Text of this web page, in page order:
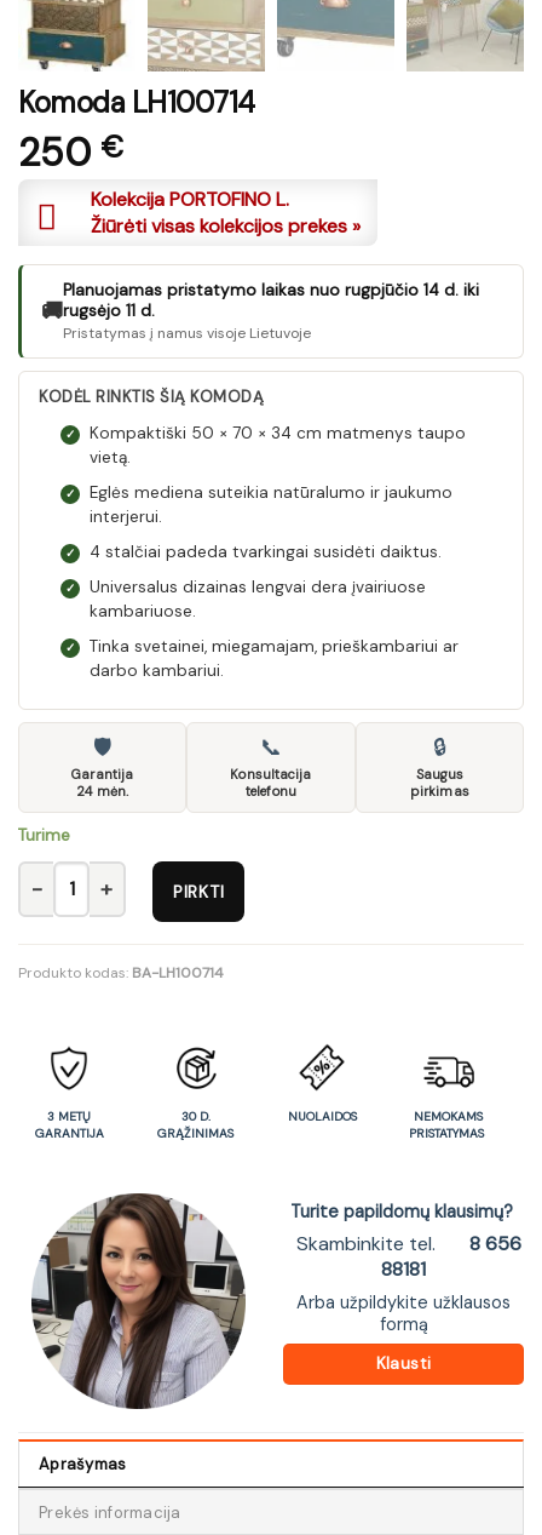
Komoda LH100714
250 €
Kolekcija PORTOFINO L.
Žiūrėti visas kolekcijos prekes »
🚚
Planuojamas pristatymo laikas nuo rugpjūčio 14 d. iki
rugsėjo 11 d.
Pristatymas į namus visoje Lietuvoje
KODĖL RINKTIS ŠIĄ KOMODĄ
✓
Kompaktiški 50 × 70 × 34 cm matmenys taupo
vietą.
✓
Eglės mediena suteikia natūralumo ir jaukumo
interjerui.
✓ 4 stalčiai padeda tvarkingai susidėti daiktus.
✓
Universalus dizainas lengvai dera įvairiuose
kambariuose.
✓
Tinka svetainei, miegamajam, prieškambariui ar
darbo kambariui.
🛡
Garantija
24 mėn.
📞
Konsultacija
telefonu
🔒
Saugus
pirkimas
Turime
produkto kiekis: Komoda LH100714
PIRKTI
Produkto kodas: BA-LH100714
3 METŲ
GARANTIJA
30 D.
GRĄŽINIMAS
NUOLAIDOS
NEMOKAMS
PRISTATYMAS
Turite papildomų klausimų?
Skambinkite tel.
8 656
88181
Arba užpildykite užklausos
formą
Klausti
Aprašymas
Prekės informacija